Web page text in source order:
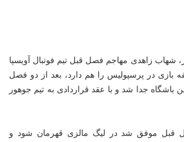
شهاب زاهدی مهاجم فصل قبل تیم فوتبال آویسپا
بازی در پرسپولیس را هم دارد، بعد از دو فصل
باشگاه جدا شد و با عقد قراردادی به تیم جوهور
قبل موفق شد در لیگ مالزی قهرمان شود و